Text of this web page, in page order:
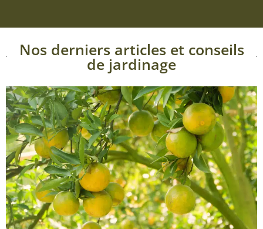
Nos derniers articles et conseils
de jardinage